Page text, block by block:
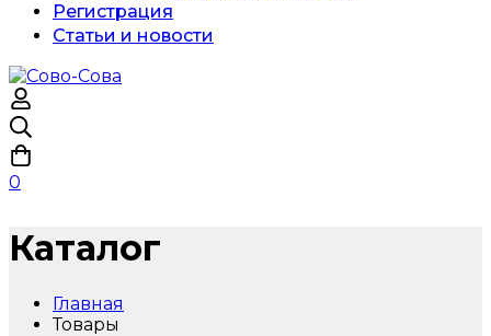
Регистрация
Статьи и новости
0
Каталог
Главная
Товары